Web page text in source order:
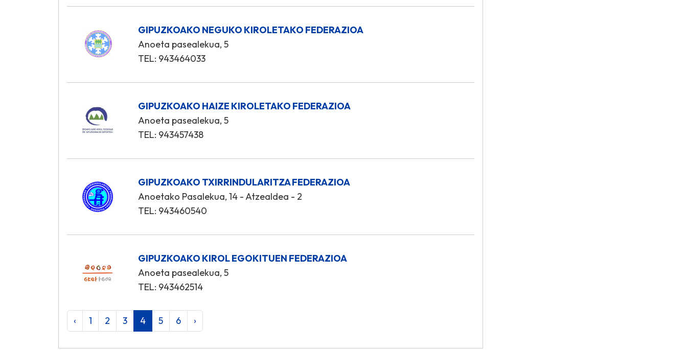
GIPUZKOAKO NEGUKO KIROLETAKO FEDERAZIOA
Anoeta pasealekua, 5
TEL: 943464033
GIPUZKOAKO HAIZE KIROLETAKO FEDERAZIOA
Anoeta pasealekua, 5
TEL: 943457438
GIPUZKOAKO TXIRRINDULARITZA FEDERAZIOA
Anoetako Pasalekua, 14 - Atzealdea - 2
TEL: 943460540
GIPUZKOAKO KIROL EGOKITUEN FEDERAZIOA
Anoeta pasealekua, 5
TEL: 943462514
‹ 1 2 3 4 5 6 ›